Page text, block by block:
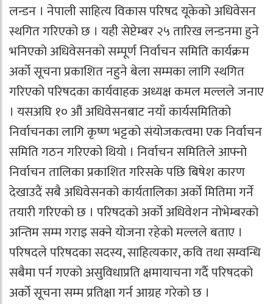
लन्डन । नेपाली साहित्य विकास परिषद यूकेको अधिवेसन
स्थगित गरिएको छ । यही सेप्टेम्बर २५ तारिख लन्डनमा हुने
भनिएको अधिवेसनको सम्पूर्ण निर्वाचन समिति कार्यक्रम
अर्को सूचना प्रकाशित नहुने बेला सम्मका लागि स्थगित
गरिएको परिषदका कार्यवाहक अध्यक्ष कमल मल्लले जनाए
। यसअघि १० औं अधिवेसनबाट नयाँ कार्यसमितिको
निर्वाचनका लागि कृष्ण भट्टको संयोजकत्वमा एक निर्वाचन
समिति गठन गरिएको थियो । निर्वाचन समितिले आफ्नो
निर्वाचन तालिका प्रकाशित गरिसके पछि बिषेश कारण
देखाउदैं सबै अधिवेसनको कार्यतालिका अर्को मितिमा गर्ने
तयारी गरिएको छ । परिषदको अर्को अधिवेशन नोभेम्बरको
अन्तिम सम्म गराइ सक्ने योजना रहेको मल्लले बताए ।
परिषदले परिषदका सदस्य, साहित्यकार, कवि तथा सम्वन्धि
सबैमा पर्न गएको असुविधाप्रति क्षमायाचना गर्दै परिषदको
अर्को सूचना सम्म प्रतिक्षा गर्न आग्रह गरेको छ ।